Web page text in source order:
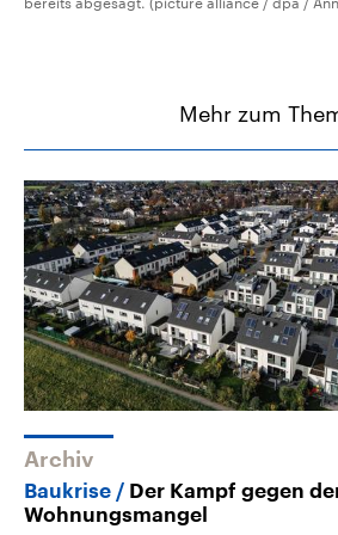
Mehr zum
Archiv
Baukrise
Der Kampf gegen
Wohnungsmangel